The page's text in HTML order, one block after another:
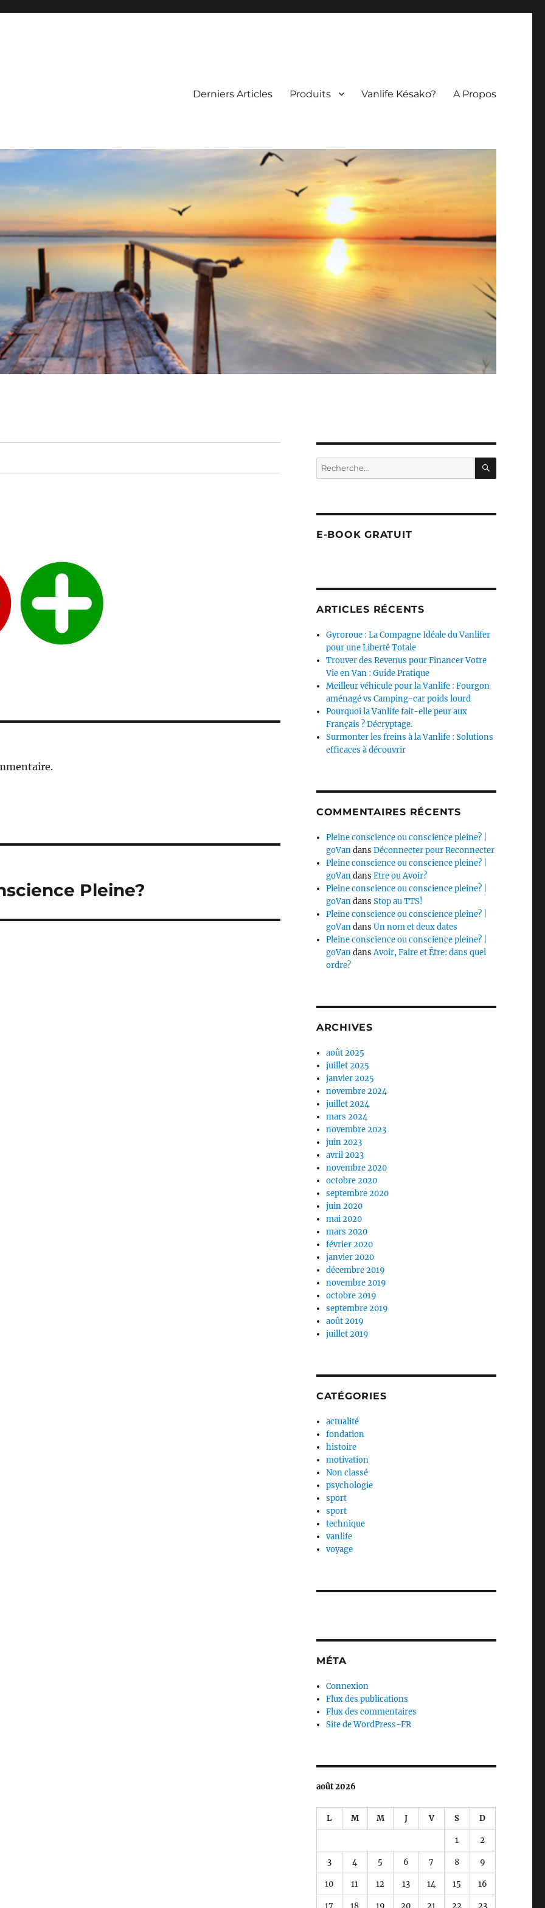
Derniers Articles Produits Vanlife Késako? A Propos
Pleine?
Recherche
pour :
E-BOOK GRATUIT
ARTICLES RÉCENTS
Gyroroue : La Compagne Idéale du Vanlifer
pour une Liberté Totale
Trouver des Revenus pour Financer Votre
Vie en Van : Guide Pratique
Meilleur véhicule pour la Vanlife : Fourgon
aménagé vs Camping-car poids lourd
Pourquoi la Vanlife fait-elle peur aux
Français ? Décryptage.
Surmonter les freins à la Vanlife : Solutions
efficaces à découvrir
COMMENTAIRES RÉCENTS
Pleine conscience ou conscience pleine? |
goVandansDéconnecter pour Reconnecter
Pleine conscience ou conscience pleine? |
goVandansEtre ou Avoir?
Pleine conscience ou conscience pleine? |
goVandansStop au TTS!
Pleine conscience ou conscience pleine? |
goVandansUn nom et deux dates
Pleine conscience ou conscience pleine? |
goVandansAvoir, Faire et Être: dans quel
ordre?
ARCHIVES
août 2025
juillet 2025
janvier 2025
novembre 2024
juillet 2024
mars 2024
novembre 2023
juin 2023
avril 2023
novembre 2020
octobre 2020
septembre 2020
juin 2020
mai 2020
mars 2020
février 2020
janvier 2020
décembre 2019
novembre 2019
octobre 2019
septembre 2019
août 2019
juillet 2019
CATÉGORIES
actualité
fondation
histoire
motivation
Non classé
psychologie
sport
sport
technique
vanlife
voyage
MÉTA
Connexion
Flux des publications
Flux des commentaires
Site de WordPress-FR
août 2026
L M M J V S D
1 2
3 4 5 6 7 8 9
10 11 12 13 14 15 16
17 18 19 20 21 22 23